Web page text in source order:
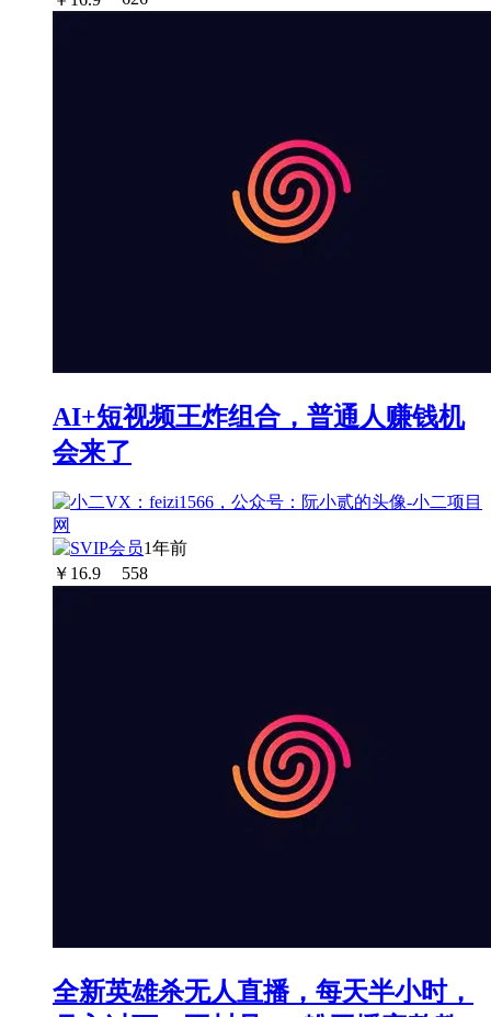
AI+短视频王炸组合，普通人赚钱机
会来了
1年前
￥ 16.9 558
全新英雄杀无人直播，每天半小时，